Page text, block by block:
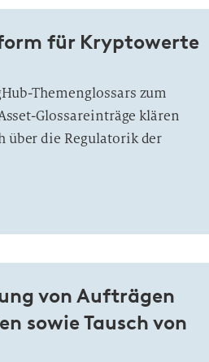
für Kryptowerte
Themenglossars zum
Glossareinträge klären
über die Regulatorik der
von Aufträgen
sowie Tausch von